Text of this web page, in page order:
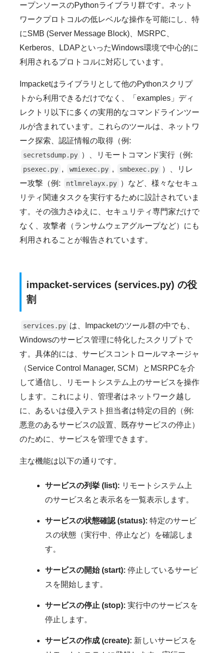
ープンソースのPythonライブラリ群です。ネット
ワークプロトコルの低レベルな操作を可能にし、特
にSMB (Server Message Block)、MSRPC、
Kerberos、LDAPといったWindows環境で中心的に
利用されるプロトコルに対応しています。
Impacketはライブラリとして他のPythonスクリプ
トから利用できるだけでなく、「examples」ディ
レクトリ以下に多くの実用的なコマンドラインツー
ルが含まれています。これらのツールは、ネットワ
ーク探索、認証情報の取得（例:
secretsdump.py ）、リモートコマンド実行（例:
psexec.py , wmiexec.py , smbexec.py ）、リレ
ー攻撃（例:
ntlmrelayx.py ）など、様々なセキュ
リティ関連タスクを実行するために設計されていま
す。その強力さゆえに、セキュリティ専門家だけで
なく、攻撃者（ランサムウェアグループなど）にも
利用されることが報告されています。
impacket-services (services.py) の役
割
services.py は、Impacketのツール群の中でも、
Windowsのサービス管理に特化したスクリプトで
す。具体的には、サービスコントロールマネージャ
（Service Control Manager, SCM）とMSRPCを介
して通信し、リモートシステム上のサービスを操作
します。これにより、管理者はネットワーク越し
に、あるいは侵入テスト担当者は特定の目的（例:
悪意のあるサービスの設置、既存サービスの停止）
のために、サービスを管理できます。
主な機能は以下の通りです。
サービスの列挙 (list): リモートシステム上
のサービス名と表示名を一覧表示します。
サービスの状態確認 (status): 特定のサービ
スの状態（実行中、停止など）を確認しま
す。
サービスの開始 (start): 停止しているサービ
スを開始します。
サービスの停止 (stop): 実行中のサービスを
停止します。
サービスの作成 (create): 新しいサービスを